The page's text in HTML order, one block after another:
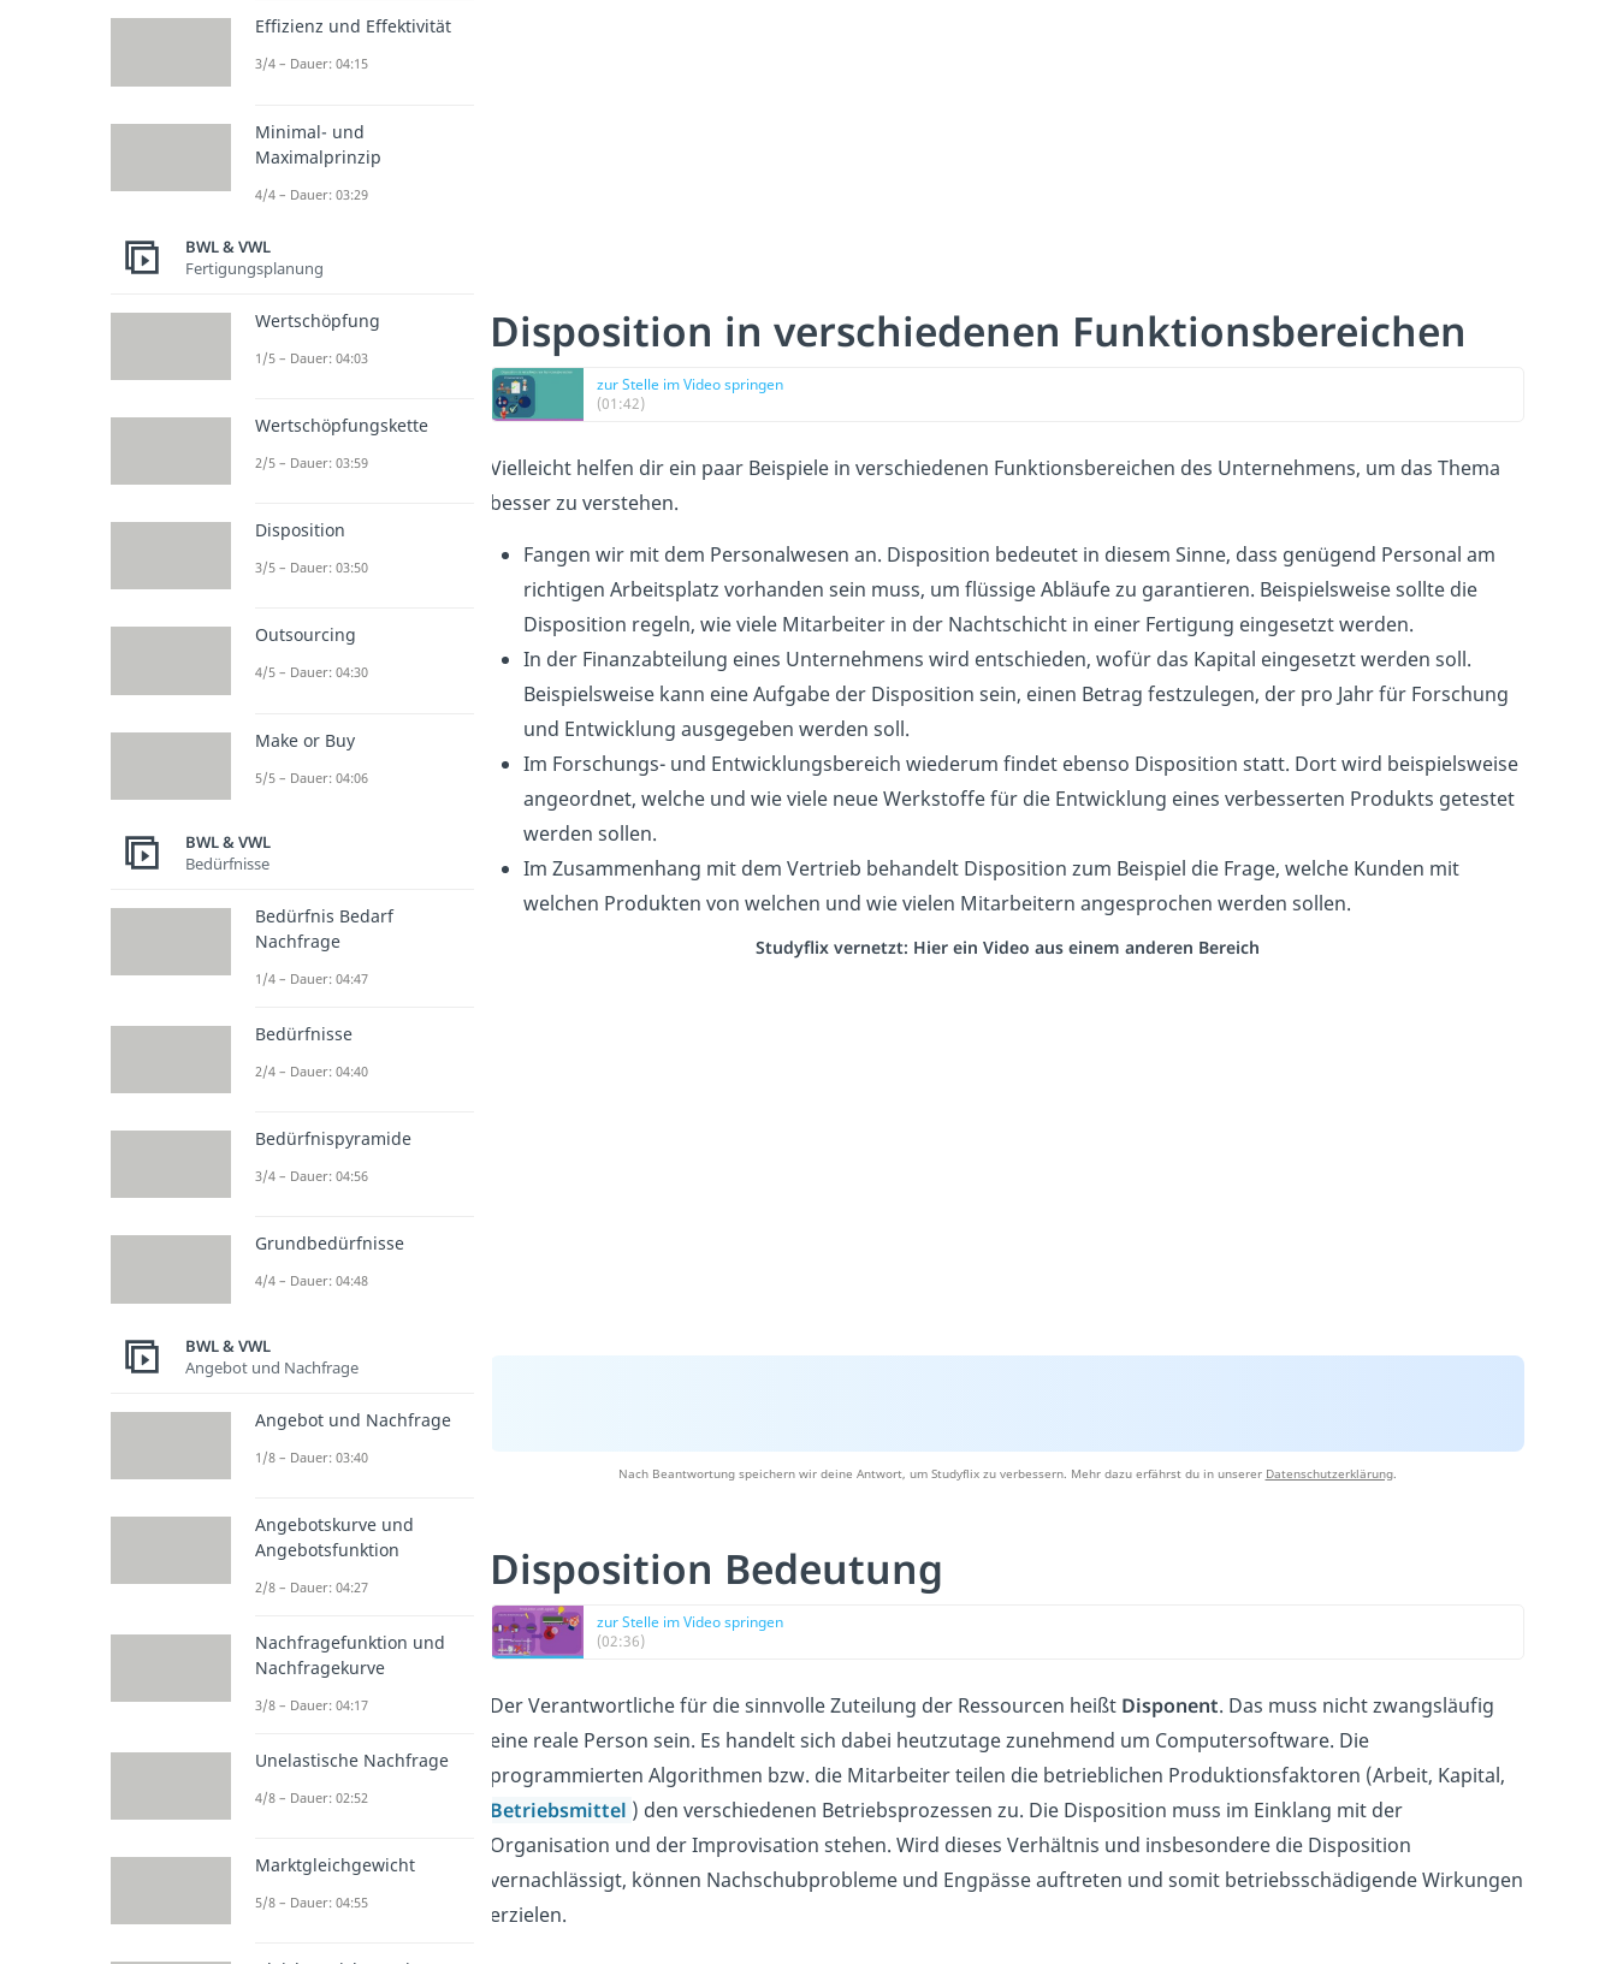
Disposition in verschiedenen Funktionsbereichen
zur Stelle im Video springen
(01:42)
Vielleicht helfen dir ein paar Beispiele in verschiedenen Funktionsbereichen des Unternehmens, um das Thema
besser zu verstehen.
Fangen wir mit dem Personalwesen an. Disposition bedeutet in diesem Sinne, dass genügend Personal am
richtigen Arbeitsplatz vorhanden sein muss, um flüssige Abläufe zu garantieren. Beispielsweise sollte die
Disposition regeln, wie viele Mitarbeiter in der Nachtschicht in einer Fertigung eingesetzt werden.
In der Finanzabteilung eines Unternehmens wird entschieden, wofür das Kapital eingesetzt werden soll.
Beispielsweise kann eine Aufgabe der Disposition sein, einen Betrag festzulegen, der pro Jahr für Forschung
und Entwicklung ausgegeben werden soll.
Im Forschungs- und Entwicklungsbereich wiederum findet ebenso Disposition statt. Dort wird beispielsweise
angeordnet, welche und wie viele neue Werkstoffe für die Entwicklung eines verbesserten Produkts getestet
werden sollen.
Im Zusammenhang mit dem Vertrieb behandelt Disposition zum Beispiel die Frage, welche Kunden mit
welchen Produkten von welchen und wie vielen Mitarbeitern angesprochen werden sollen.
Studyflix vernetzt: Hier ein Video aus einem anderen Bereich
Nach Beantwortung speichern wir deine Antwort, um Studyflix zu verbessern. Mehr dazu erfährst du in unserer Datenschutzerklärung.
Disposition Bedeutung
zur Stelle im Video springen
(02:36)
Der Verantwortliche für die sinnvolle Zuteilung der Ressourcen heißt Disponent. Das muss nicht zwangsläufig
eine reale Person sein. Es handelt sich dabei heutzutage zunehmend um Computersoftware. Die
programmierten Algorithmen bzw. die Mitarbeiter teilen die betrieblichen Produktionsfaktoren (Arbeit, Kapital,
Betriebsmittel ) den verschiedenen Betriebsprozessen zu. Die Disposition muss im Einklang mit der
Organisation und der Improvisation stehen. Wird dieses Verhältnis und insbesondere die Disposition
vernachlässigt, können Nachschubprobleme und Engpässe auftreten und somit betriebsschädigende Wirkungen
erzielen.
Effizienz und Effektivität
3/4 – Dauer: 04:15
Minimal- und
Maximalprinzip
4/4 – Dauer: 03:29
BWL & VWL
Fertigungsplanung
Wertschöpfung
1/5 – Dauer: 04:03
Wertschöpfungskette
2/5 – Dauer: 03:59
Disposition
3/5 – Dauer: 03:50
Outsourcing
4/5 – Dauer: 04:30
Make or Buy
5/5 – Dauer: 04:06
BWL & VWL
Bedürfnisse
Bedürfnis Bedarf
Nachfrage
1/4 – Dauer: 04:47
Bedürfnisse
2/4 – Dauer: 04:40
Bedürfnispyramide
3/4 – Dauer: 04:56
Grundbedürfnisse
4/4 – Dauer: 04:48
BWL & VWL
Angebot und Nachfrage
Angebot und Nachfrage
1/8 – Dauer: 03:40
Angebotskurve und
Angebotsfunktion
2/8 – Dauer: 04:27
Nachfragefunktion und
Nachfragekurve
3/8 – Dauer: 04:17
Unelastische Nachfrage
4/8 – Dauer: 02:52
Marktgleichgewicht
5/8 – Dauer: 04:55